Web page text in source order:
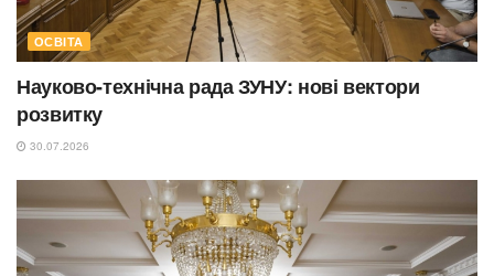
ОСВІТА
Науково-технічна рада ЗУНУ: нові вектори
розвитку
30.07.2026